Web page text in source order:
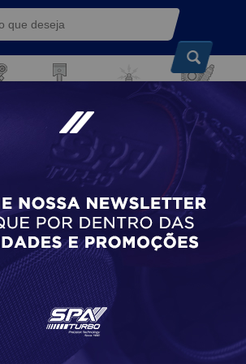
COMPONENTES DE
MOTOR
SUSPENSÃO,
TRANSMISSÃO E
FREIOS
- 13%